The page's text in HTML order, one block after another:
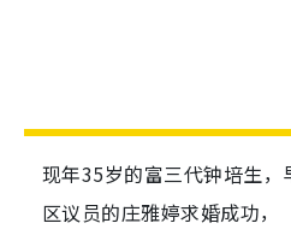
现年35岁的富三代钟培生
区议员的庄雅婷求婚成功